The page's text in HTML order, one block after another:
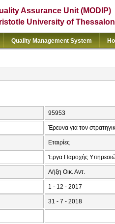
Assurance Unit (MODIP)
University of
Quality Management System
95953
Έρευνα για τον
Εταιρίες
Έργα Παροχής
Λήξη Οικ. Αντ.
1 - 12 - 2017
31 - 7 - 2018